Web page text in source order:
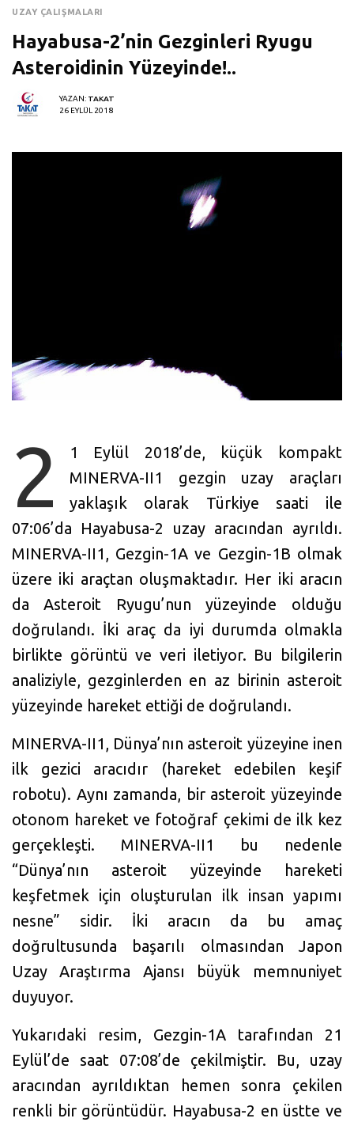
UZAY ÇALIŞMALARI
Hayabusa-2’nin Gezginleri Ryugu
Asteroidinin Yüzeyinde!..
YAZAN: TAKAT
26 EYLÜL 2018
2
1 Eylül 2018’de, küçük kompakt
MINERVA-II1 gezgin uzay araçları
yaklaşık olarak Türkiye saati ile
07:06’da Hayabusa-2 uzay aracından ayrıldı.
MINERVA-II1, Gezgin-1A ve Gezgin-1B olmak
üzere iki araçtan oluşmaktadır. Her iki aracın
da Asteroit Ryugu’nun yüzeyinde olduğu
doğrulandı. İki araç da iyi durumda olmakla
birlikte görüntü ve veri iletiyor. Bu bilgilerin
analiziyle, gezginlerden en az birinin asteroit
yüzeyinde hareket ettiği de doğrulandı.
MINERVA-II1, Dünya’nın asteroit yüzeyine inen
ilk gezici aracıdır (hareket edebilen keşif
robotu). Aynı zamanda, bir asteroit yüzeyinde
otonom hareket ve fotoğraf çekimi de ilk kez
gerçekleşti. MINERVA-II1 bu nedenle
“Dünya’nın asteroit yüzeyinde hareketi
keşfetmek için oluşturulan ilk insan yapımı
nesne” sidir. İki aracın da bu amaç
doğrultusunda başarılı olmasından Japon
Uzay Araştırma Ajansı büyük memnuniyet
duyuyor.
Yukarıdaki resim, Gezgin-1A tarafından 21
Eylül’de saat 07:08’de çekilmiştir. Bu, uzay
aracından ayrıldıktan hemen sonra çekilen
renkli bir görüntüdür. Hayabusa-2 en üstte ve